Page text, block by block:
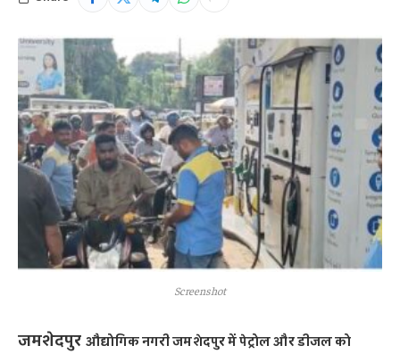
Screenshot
जमशेदपुर औद्योगिक नगरी जमशेदपुर में पेट्रोल और डीजल को